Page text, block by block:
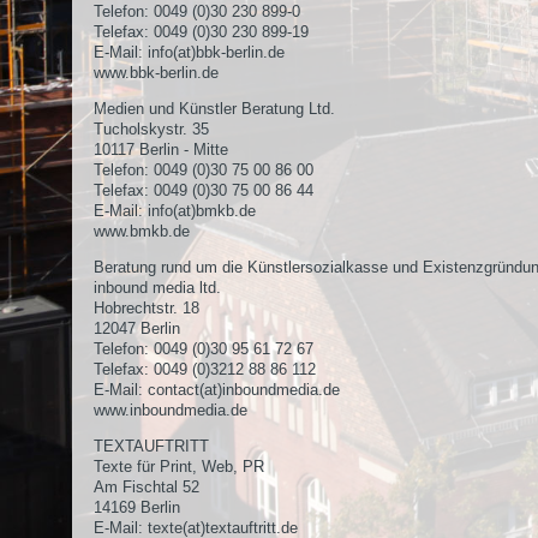
Telefon: 0049 (0)30 230 899-0
Telefax: 0049 (0)30 230 899-19
E-Mail: info(at)bbk-berlin.de
www.bbk-berlin.de
Medien und Künstler Beratung Ltd.
Tucholskystr. 35
10117 Berlin - Mitte
Telefon: 0049 (0)30 75 00 86 00
Telefax: 0049 (0)30 75 00 86 44
E-Mail: info(at)bmkb.de
www.bmkb.de
Beratung rund um die Künstlersozialkasse und
inbound media ltd.
Hobrechtstr. 18
12047 Berlin
Telefon: 0049 (0)30 95 61 72 67
Telefax: 0049 (0)3212 88 86 112
E-Mail: contact(at)inboundmedia.de
www.inboundmedia.de
TEXTAUFTRITT
Texte für Print, Web, PR
Am Fischtal 52
14169 Berlin
E-Mail: texte(at)textauftritt.de